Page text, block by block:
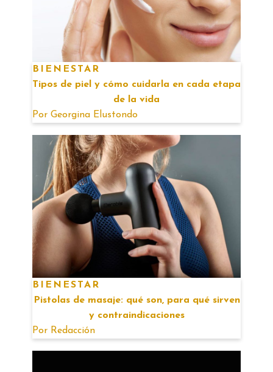
BIENESTAR
Tipos de piel y cómo cuidarla en cada etapa
de la vida
Por Georgina Elustondo
BIENESTAR
Pistolas de masaje: qué son, para qué sirven
y contraindicaciones
Por Redacción